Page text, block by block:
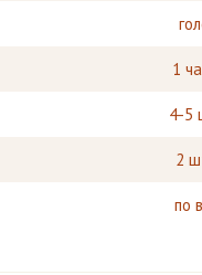
1
4-5
2
по